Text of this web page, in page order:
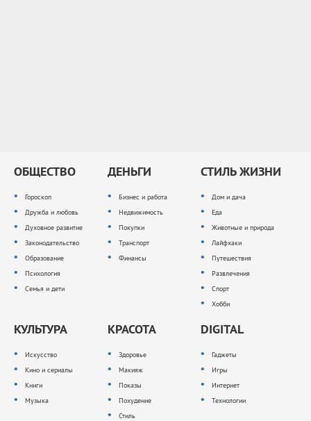
ОБЩЕСТВО
Гороскоп
Дружба и любовь
Духовное развитие
Законодательство
Образование
Психология
Семья и дети
ДЕНЬГИ
Бизнес и работа
Недвижимость
Покупки
Транспорт
Финансы
СТИЛЬ ЖИЗНИ
Дом и дача
Еда
Животные и природа
Лайфхаки
Путешествия
Развлечения
Спорт
Хобби
КУЛЬТУРА
Искусство
Кино и сериалы
Книги
Музыка
КРАСОТА
Здоровье
Макияж
Показы
Похудение
Стиль
DIGITAL
Гаджеты
Игры
Интернет
Технологии